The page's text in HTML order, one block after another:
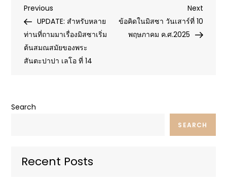
Post
navigation
Previous
Post
Previous
UPDATE: สำหรับหลาย
ท่านที่ถามมาเรื่องมิสซาเริ่ม
ต้นสมณสมัยของพระ
สันตะปาปา เลโอ ที่ 14
Next
Post
Next
ข้อคิดในมิสซา วันเสาร์ที่ 10
พฤษภาคม ค.ศ.2025
Search
SEARCH
Recent Posts